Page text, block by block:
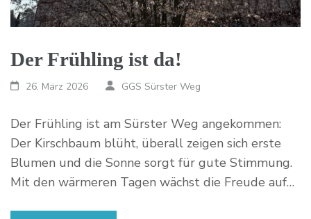
Der Frühling ist da!
26. März 2026 GGS Sürster Weg
Der Frühling ist am Sürster Weg angekommen:
Der Kirschbaum blüht, überall zeigen sich erste
Blumen und die Sonne sorgt für gute Stimmung.
Mit den wärmeren Tagen wächst die Freude auf…